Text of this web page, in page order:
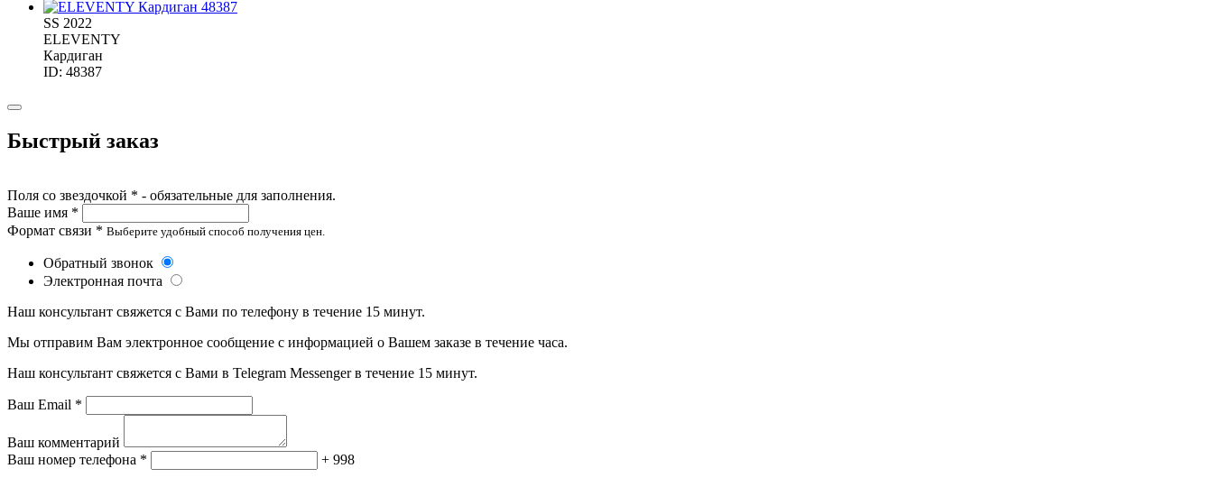
SS 2022
ELEVENTY
Кардиган
ID: 48387
Быстрый заказ
Поля со звездочкой * - обязательные для заполнения.
Ваше имя *
Формат связи * Выберите удобный способ получения цен.
Обратный звонок
Электронная почта
Наш консультант свяжется с Вами по телефону в течение 15 минут.
Мы отправим Вам электронное сообщение с информацией о Вашем заказе в течение часа.
Наш консультант свяжется с Вами в Telegram Messenger в течение 15 минут.
Ваш Email *
Ваш комментарий
Ваш номер телефона *
+ 998